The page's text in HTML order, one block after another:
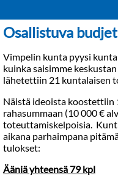
Osallistuva
Vimpelin kunta pyysi
kuinka saisimme
lähetettiin 21 kuntalaisen
Näistä ideoista koostettiin
rahasummaan (10 000 €
toteuttamiskelpoisia.
aikana parhaimpana
tulokset:
Ääniä yhteensä 79 kpl